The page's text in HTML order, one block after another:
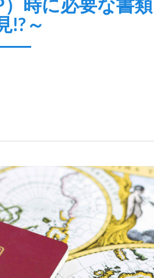
時に必要な書
!?～